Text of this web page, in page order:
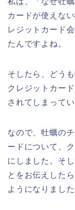
カードが使えな
レジットカード
たんですよね。
そしたら、どう
クレジットカー
されてしまって
なので、牡蠣の
ードについて、
にしました。そ
とをお伝えした
ようになりました